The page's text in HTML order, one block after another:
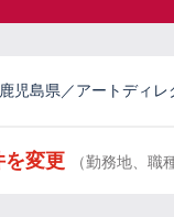
鹿児島県／アートディ
を変更 （勤務地、職